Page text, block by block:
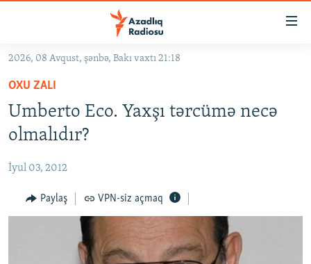
Əsas
qayıt
Əsas
naviqasiyaya
qayıt
Axtarışa
keç
#İZAHLA
KORRUPSIOMETR
FƏRQƏ BAX
QANUNI DOĞRU
MULTIMEDIA
2026, 08 Avqust, şənbə, Bakı vaxtı 21:18
OXU ZALI
Umberto Eco. Yaxşı tərcümə necə
olmalıdır?
İyul 03, 2012
Paylaş VPN-siz açmaq